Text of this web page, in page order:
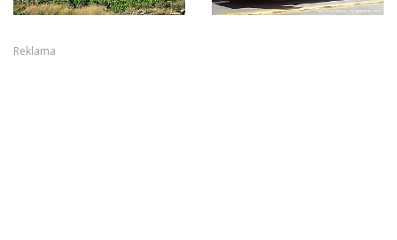
Reklama